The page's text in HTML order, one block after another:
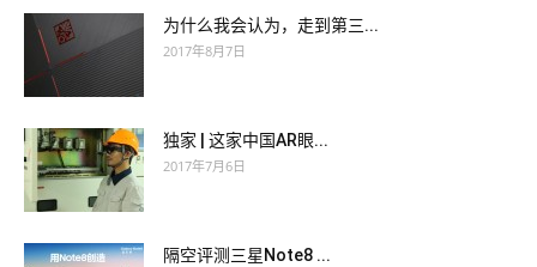
为什么我会认为，走到第三...
2017年8月7日
独家 | 这家中国AR眼...
2017年7月6日
隔空评测三星Note8 ...